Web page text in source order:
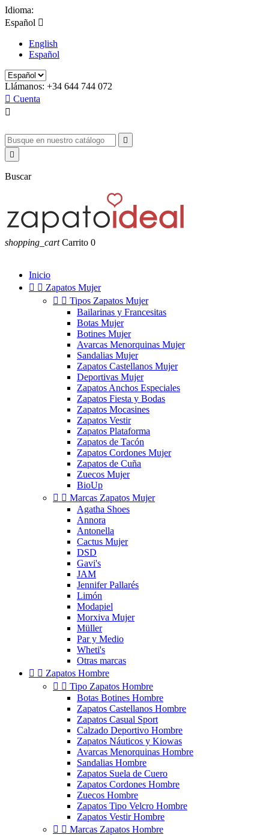
Idioma:
Español 
English
Español
Llámanos: +34 644 744 072
 Cuenta



Buscar
shopping_cart Carrito 0
Inicio
  Zapatos Mujer
  Tipos Zapatos Mujer
Bailarinas y Francesitas
Botas Mujer
Botines Mujer
Avarcas Menorquinas Mujer
Sandalias Mujer
Zapatos Castellanos Mujer
Deportivas Mujer
Zapatos Anchos Especiales
Zapatos Fiesta y Bodas
Zapatos Mocasines
Zapatos Vestir
Zapatos Plataforma
Zapatos de Tacón
Zapatos Cordones Mujer
Zapatos de Cuña
Zuecos Mujer
BioUp
  Marcas Zapatos Mujer
Agatha Shoes
Annora
Antonella
Cactus Mujer
DSD
Gavi's
JAM
Jennifer Pallarés
Limón
Modapiel
Morxiva Mujer
Müller
Par y Medio
Wheti's
Otras marcas
  Zapatos Hombre
  Tipo Zapatos Hombre
Botas Botines Hombre
Zapatos Castellanos Hombre
Zapatos Casual Sport
Calzado Deportivo Hombre
Zapatos Náuticos y Kiowas
Avarcas Menorquinas Hombre
Sandalias Hombre
Zapatos Suela de Cuero
Zapatos Cordones Hombre
Zuecos Hombre
Zapatos Tipo Velcro Hombre
Zapatos Vestir Hombre
  Marcas Zapatos Hombre